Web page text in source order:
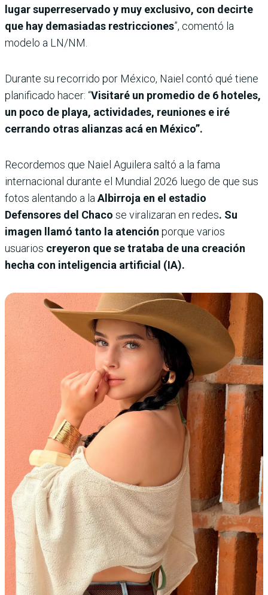
lugar superreservado y muy exclusivo, con decirte
que hay demasiadas restricciones”, comentó la
modelo a LN/NM.
Durante su recorrido por México, Naiel contó qué tiene
planificado hacer: “Visitaré un promedio de 6 hoteles,
un poco de playa, actividades, reuniones e iré
cerrando otras alianzas acá en México”.
Recordemos que Naiel Aguilera saltó a la fama
internacional durante el Mundial 2026 luego de que sus
fotos alentando a laAlbirroja en el estadio
Defensores del Chaco se viralizaran en redes. Su
imagen llamó tanto la atención porque varios
usuarios creyeron que se trataba de una creación
hecha con inteligencia artificial (IA).